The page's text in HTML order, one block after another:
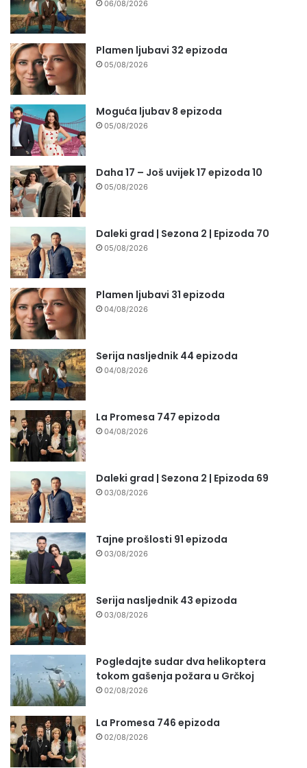
06/08/2026
Plamen ljubavi 32 epizoda
05/08/2026
Moguća ljubav 8 epizoda
05/08/2026
Daha 17 – Još uvijek 17 epizoda 10
05/08/2026
Daleki grad | Sezona 2 | Epizoda 70
05/08/2026
Plamen ljubavi 31 epizoda
04/08/2026
Serija nasljednik 44 epizoda
04/08/2026
La Promesa 747 epizoda
04/08/2026
Daleki grad | Sezona 2 | Epizoda 69
03/08/2026
Tajne prošlosti 91 epizoda
03/08/2026
Serija nasljednik 43 epizoda
03/08/2026
Pogledajte sudar dva helikoptera
tokom gašenja požara u Grčkoj
02/08/2026
La Promesa 746 epizoda
02/08/2026